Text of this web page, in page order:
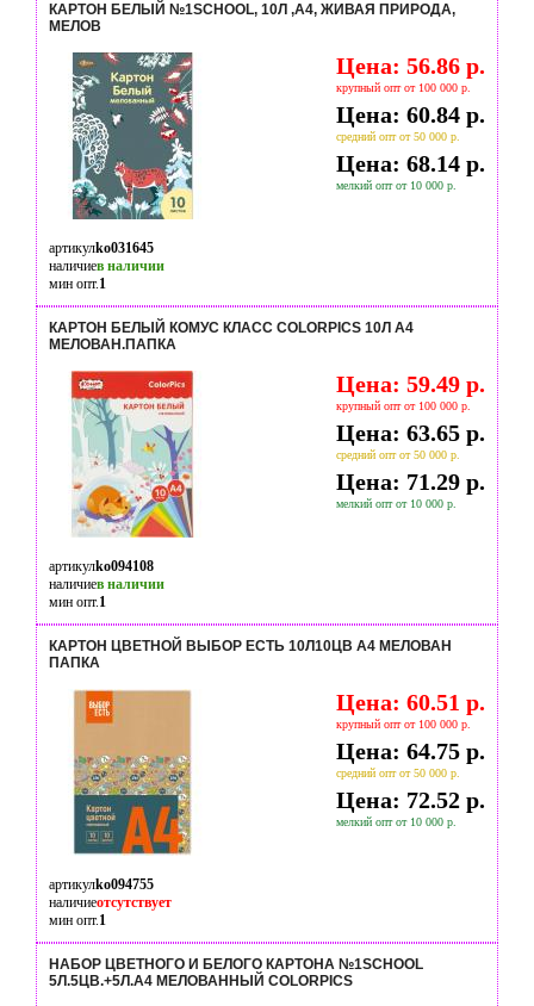
КАРТОН БЕЛЫЙ №1SCHOOL, 10Л ,А4, ЖИВАЯ ПРИРОДА,
МЕЛОВ
Цена: 56.86 р.
крупный опт от 100 000 р.
Цена: 60.84 р.
средний опт от 50 000 р.
Цена: 68.14 р.
мелкий опт от 10 000 р.
артикулko031645
наличиев наличии
мин опт.1
КАРТОН БЕЛЫЙ КОМУС КЛАСС COLORPICS 10Л А4
МЕЛОВАН.ПАПКА
Цена: 59.49 р.
крупный опт от 100 000 р.
Цена: 63.65 р.
средний опт от 50 000 р.
Цена: 71.29 р.
мелкий опт от 10 000 р.
артикулko094108
наличиев наличии
мин опт.1
КАРТОН ЦВЕТНОЙ ВЫБОР ЕСТЬ 10Л10ЦВ А4 МЕЛОВАН
ПАПКА
Цена: 60.51 р.
крупный опт от 100 000 р.
Цена: 64.75 р.
средний опт от 50 000 р.
Цена: 72.52 р.
мелкий опт от 10 000 р.
артикулko094755
наличиеотсутствует
мин опт.1
НАБОР ЦВЕТНОГО И БЕЛОГО КАРТОНА №1SCHOOL
5Л.5ЦВ.+5Л.А4 МЕЛОВАННЫЙ COLORPICS